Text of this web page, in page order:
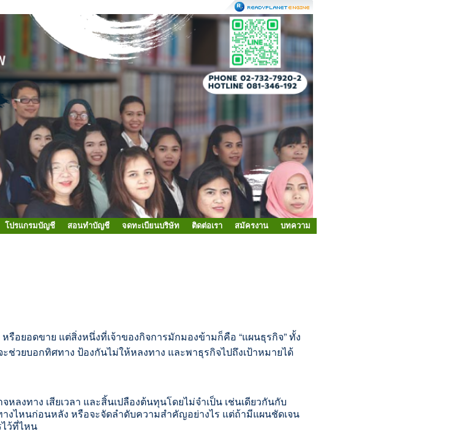
โปรแกรมบัญชี สอนทำบัญชี จดทะเบียนบริษัท ติดต่อเรา สมัครงาน บทความ
รือยอดขาย แต่สิ่งหนึ่งที่เจ้าของกิจการมักมองข้ามก็คือ “แผนธุรกิจ” ทั้ง
ช่วยบอกทิศทาง ป้องกันไม่ให้หลงทาง และพาธุรกิจไปถึงเป้าหมายได้
ลงทาง เสียเวลา และสิ้นเปลืองต้นทุนโดยไม่จำเป็น เช่นเดียวกันกับ
างไหนก่อนหลัง หรือจะจัดลำดับความสำคัญอย่างไร แต่ถ้ามีแผนชัดเจน
ไว้ที่ไหน